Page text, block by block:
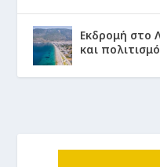
Εκδρομή στο
και